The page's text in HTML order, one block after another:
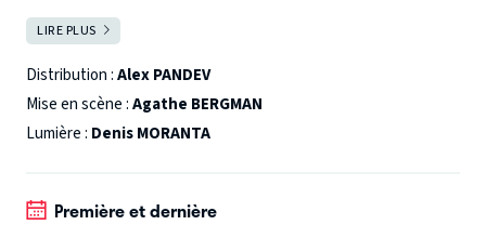
connaît personne et où Elle va, avec une joyeuse férocité,
ouvrir les failles, creuser les brèches de son existence, et
s'acharner à trouver le Bonheur ! La comédie chic et
décadente au ton politiquement incorrect.
LIRE PLUS
Distribution :Alex PANDEV
Mise en scène :Agathe BERGMAN
Lumière : Denis MORANTA
Première et dernière